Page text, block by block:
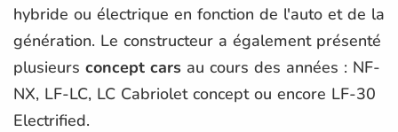
hybride ou électrique en fonction de l'auto et de la
génération. Le constructeur a également présenté
plusieurs concept cars au cours des années : NF-
NX, LF-LC, LC Cabriolet concept ou encore LF-30
Electrified.